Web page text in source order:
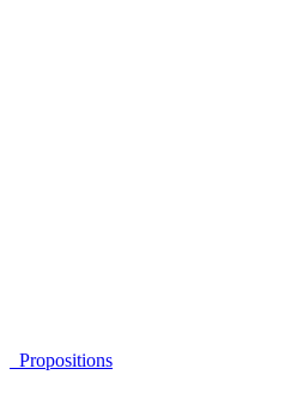
Propositions